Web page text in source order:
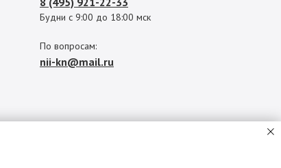
Будни с 9:00 до 18:00 мск
По вопросам:
nii-kn@mail.ru